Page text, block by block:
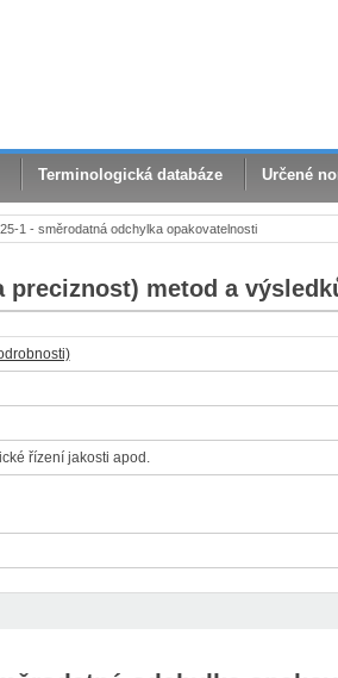
Terminologická databáze Určené
1 - směrodatná odchylka opakovatelnosti
metod a
řízení jakosti apod.